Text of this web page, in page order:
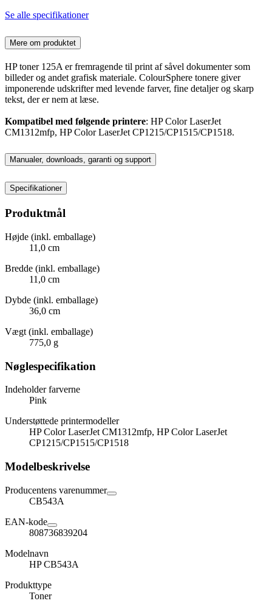
Se alle specifikationer
Mere om produktet
HP toner 125A er fremragende til print af såvel dokumenter som
billeder og andet grafisk materiale. ColourSphere tonere giver
imponerende udskrifter med levende farver, fine detaljer og skarp
tekst, der er nem at læse.
Kompatibel med følgende printere: HP Color LaserJet
CM1312mfp, HP Color LaserJet CP1215/CP1515/CP1518.
Manualer, downloads, garanti og support
Specifikationer
Produktmål
Højde (inkl. emballage)
11,0 cm
Bredde (inkl. emballage)
11,0 cm
Dybde (inkl. emballage)
36,0 cm
Vægt (inkl. emballage)
775,0 g
Nøglespecifikation
Indeholder farverne
Pink
Understøttede printermodeller
HP Color LaserJet CM1312mfp, HP Color LaserJet
CP1215/CP1515/CP1518
Modelbeskrivelse
Producentens varenummer
CB543A
EAN-kode
808736839204
Modelnavn
HP CB543A
Produkttype
Toner